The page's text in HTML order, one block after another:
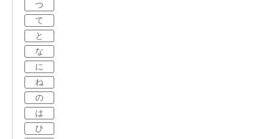
つ
て
と
な
に
ね
の
は
ひ